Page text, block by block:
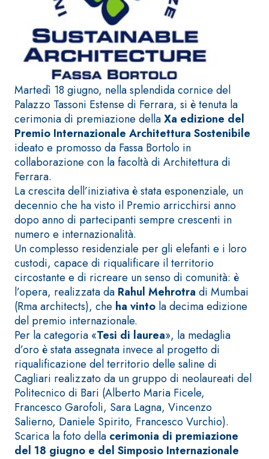
Martedì 18 giugno, nella splendida cornice del
Palazzo Tassoni Estense di Ferrara, si è tenuta la
cerimonia di premiazione dellaXa edizione del
Premio Internazionale Architettura Sostenibile
ideato e promosso da Fassa Bortolo in
collaborazione con la facoltà di Architettura di
Ferrara.
La crescita dell’iniziativa è stata esponenziale, un
decennio che ha visto il Premio arricchirsi anno
dopo anno di partecipanti sempre crescenti in
numero e internazionalità.
Un complesso residenziale per gli elefanti e i loro
custodi, capace di riqualificare il territorio
circostante e di ricreare un senso di comunità: è
l’opera, realizzata da Rahul Mehrotra di Mumbai
(Rma architects), che ha vinto la decima edizione
del premio internazionale.
Per la categoria «Tesi di laurea», la medaglia
d’oro è stata assegnata invece al progetto di
riqualificazione del territorio delle saline di
Cagliari realizzato da un gruppo di neolaureati del
Politecnico di Bari (Alberto Maria Ficele,
Francesco Garofoli, Sara Lagna, Vincenzo
Salierno, Daniele Spirito, Francesco Vurchio).
Scarica la foto della cerimonia di premiazione
del 18 giugno e del Simposio Internazionale
Sistema
INTONACATURA E
COSTRUZIONE
PRODOTTI A BASE
CALCE AEREA
KB 13 EVOLUTION
Intonaco di fondo
bianco
fibrorinforzato a
base di calce
aerea, per interni
ed esterni
Sistema
GYPSOTEC
H
LASTRE
GYPSOTECH®
GypsoLIGNUM
TIPO DEFH1IR
Lastra in
cartongesso
Sistema RIPRISTINO
DEL CALCESTRUZZO
PRODOTTI
TIXOTROPICI
GEOACTIVE R4 40
Malta rapida
contenente speciali
leganti
PAVIMENTI E
RIVESTIMENTI
FASSAFLOOR
– FONDI DI
POSA
FASSAFLOOR L
A 8.30
Lisciatura
autolivellante
a base di
anidrite e